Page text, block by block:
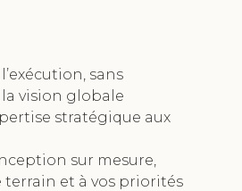
sans
vision globale
stratégique aux
sur mesure,
terrain et à vos priorités